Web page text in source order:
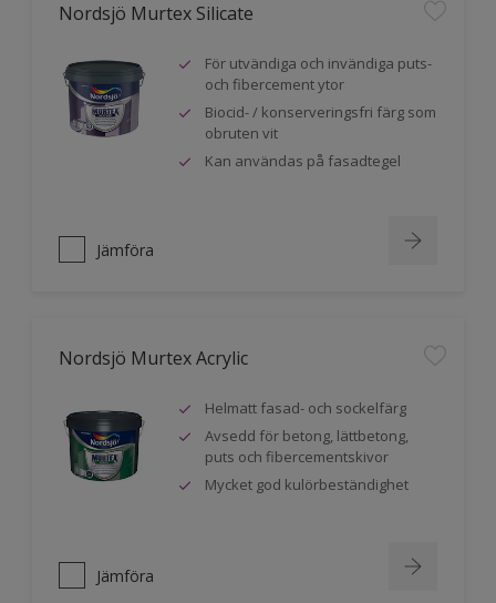
Nordsjö Murtex Silicate
För utvändiga och invändiga puts-
och fibercement ytor
Biocid- / konserveringsfri färg som
obruten vit
Kan användas på fasadtegel
Jämföra
Nordsjö Murtex Acrylic
Helmatt fasad- och sockelfärg
Avsedd för betong, lättbetong,
puts och fibercementskivor
Mycket god kulörbeständighet
Jämföra